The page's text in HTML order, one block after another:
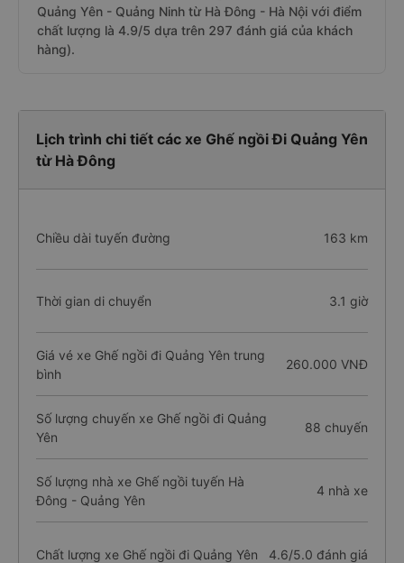
Quảng Yên - Quảng Ninh từ Hà Đông - Hà Nội với điểm
chất lượng là 4.9/5 dựa trên 297 đánh giá của khách
hàng).
Lịch trình chi tiết các xe Ghế ngồi Đi Quảng Yên
từ Hà Đông
Chiều dài tuyến đường 163 km
Thời gian di chuyển 3.1 giờ
Giá vé xe Ghế ngồi đi Quảng Yên trung
bình
260.000 VNĐ
Số lượng chuyến xe Ghế ngồi đi Quảng
Yên
88 chuyến
Số lượng nhà xe Ghế ngồi tuyến Hà
Đông - Quảng Yên
4 nhà xe
Chất lượng xe Ghế ngồi đi Quảng Yên 4.6/5.0 đánh giá